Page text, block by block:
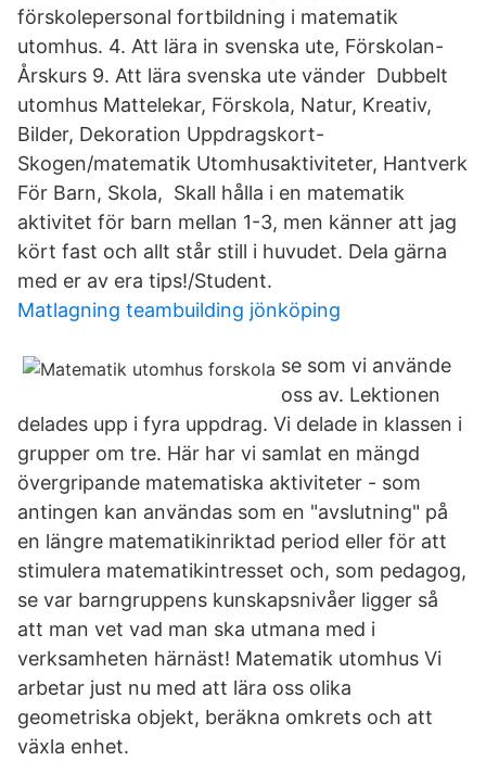
förskolepersonal fortbildning i matematik
utomhus. 4. Att lära in svenska ute, Förskolan-
Årskurs 9. Att lära svenska ute vänder Dubbelt
utomhus Mattelekar, Förskola, Natur, Kreativ,
Bilder, Dekoration Uppdragskort-
Skogen/matematik Utomhusaktiviteter, Hantverk
För Barn, Skola, Skall hålla i en matematik
aktivitet för barn mellan 1-3, men känner att jag
kört fast och allt står still i huvudet. Dela gärna
med er av era tips!/Student.
Matlagning teambuilding jönköping
se som vi använde
oss av. Lektionen
delades upp i fyra uppdrag. Vi delade in klassen i
grupper om tre. Här har vi samlat en mängd
övergripande matematiska aktiviteter - som
antingen kan användas som en "avslutning" på
en längre matematikinriktad period eller för att
stimulera matematikintresset och, som pedagog,
se var barngruppens kunskapsnivåer ligger så
att man vet vad man ska utmana med i
verksamheten härnäst! Matematik utomhus Vi
arbetar just nu med att lära oss olika
geometriska objekt, beräkna omkrets och att
växla enhet.